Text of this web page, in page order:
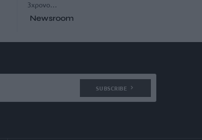
3χρονο…
Newsroom
SUBSCRIBE